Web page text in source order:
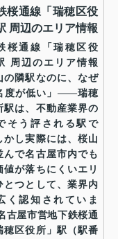
桜通線「瑞穂区役
周辺のエリア情報
桜通線「瑞穂区役
周辺のエリア情報
の隣駅なのに、なぜ
度が低い」——瑞穂
駅は、不動産業界の
そう評される駅で
かし実際には、桜山
んで名古屋市内でも
値が落ちにくいエリ
とつとして、業界内
く認知されていま
古屋市営地下鉄桜通
穂区役所」駅（駅番